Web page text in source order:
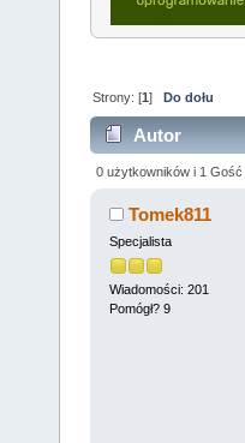
Strony: [1] Do dołu
Autor
0 użytkowników i 1 Gość
Tomek811
Specjalista
Wiadomości: 201
Pomógł? 9